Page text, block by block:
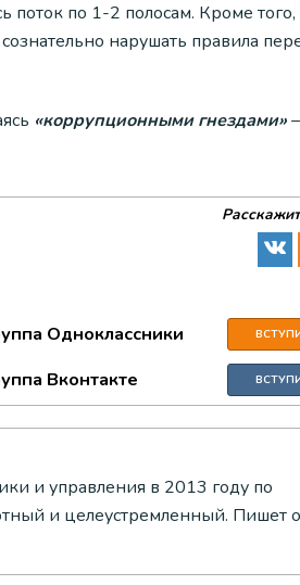
поток по 1-2 полосам. Кроме того,
нарушать правила
«коррупционными гнездами»
Одноклассники
Вконтакте
и управления в 2013 году по
и целеустремленный. Пишет о